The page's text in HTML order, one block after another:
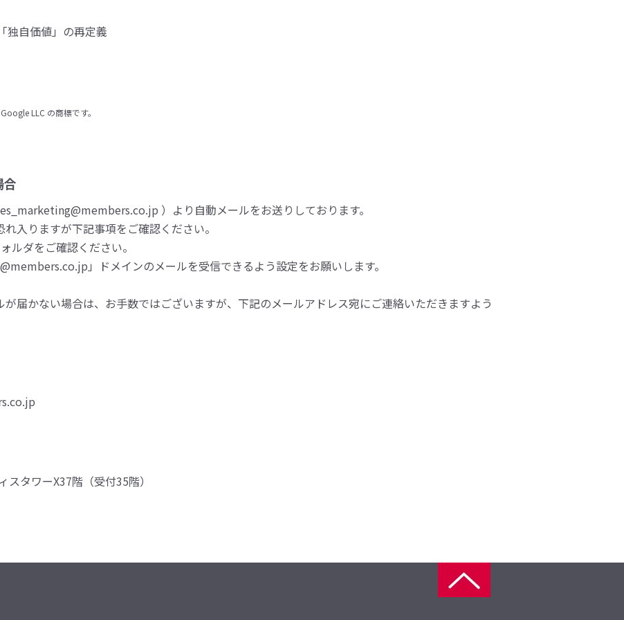
独自価値」の再定義
LLC の商標です。
）より自動メールをお送りしております。
入りますが下記事項をご確認ください。
ルダをご確認ください。
」ドメインのメールを受信できるよう設定をお願いします。
届かない場合は、お手数ではございますが、下記のメールアドレス宛にご連絡いただきますよう
タワーX37階（受付35階）